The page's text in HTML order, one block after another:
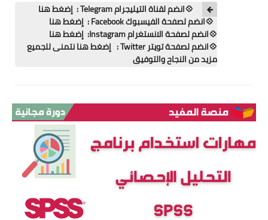
💠انضم لقناة التيليجرام Telegram : إضغط هنا
💠انضم لصفحة الفيسبوك Facebook : إضغط هنا
💠انضم لصفحة الانستغرام Instagram: إضغط هنا
💠انضم لصفحة تويتر Twitter : إضغط هنا نتمنى للجميع
مزيد من النجاح والتوفيق